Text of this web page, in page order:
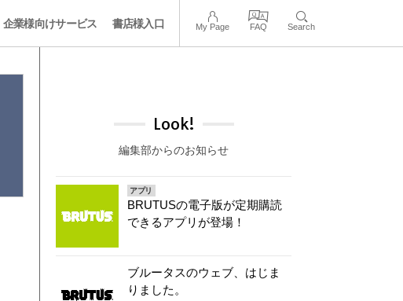
企業様向けサービス 書店様入口 My Page FAQ Search
Look!
編集部からのお知らせ
アプリ
BRUTUSの電子版が定期購読
できるアプリが登場！
ブルータスのウェブ、はじま
りました。